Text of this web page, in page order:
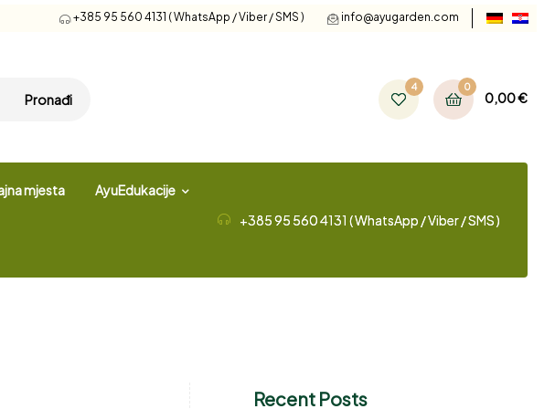
+385 95 560 4131 ( WhatsApp / Viber / SMS ) info@ayugarden.com
Pronađi
4 0
0,00€
mjesta AyuEdukacije
+385 95 560 4131 ( WhatsApp / Viber / SMS )
Recent Posts